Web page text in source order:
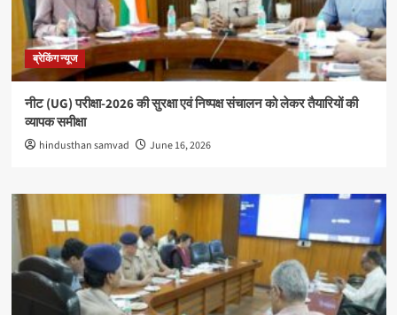
ब्रेकिंग न्यूज
नीट (UG) परीक्षा-2026 की सुरक्षा एवं निष्पक्ष संचालन को लेकर तैयारियों की
व्यापक समीक्षा
hindusthan samvad June 16, 2026